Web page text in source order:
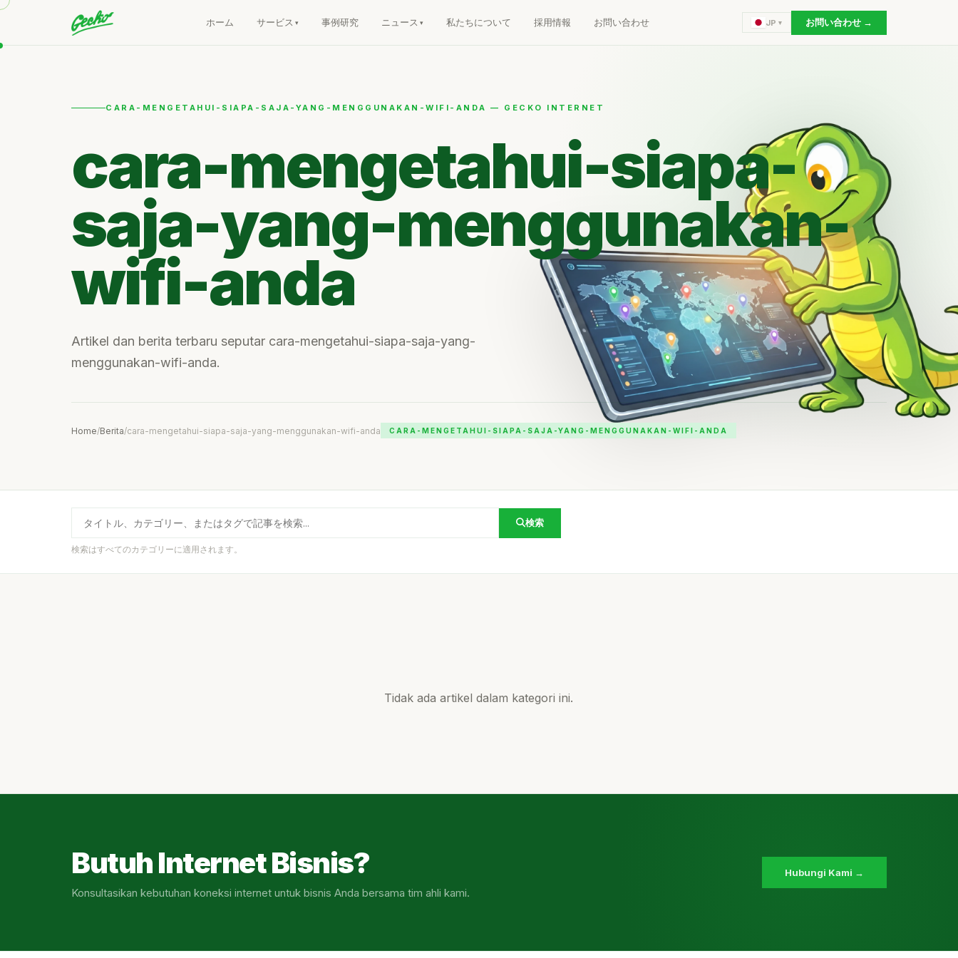
ホーム サービス 事例研究 ニュース 私たちについて 採用情報 お問い合わせ JP お問い合わせ →
CARA-MENGETAHUI-SIAPA-SAJA-YANG-MENGGUNAKAN-WIFI-ANDA — GECKO INTERNET
cara-mengetahui-siapa-
saja-yang-menggunakan-
wifi-anda
Artikel dan berita terbaru seputar cara-mengetahui-siapa-saja-yang-
menggunakan-wifi-anda.
Home/Berita/cara-mengetahui-siapa-saja-yang-menggunakan-wifi-anda CARA-MENGETAHUI-SIAPA-SAJA-YANG-MENGGUNAKAN-WIFI-ANDA
検索
検索はすべてのカテゴリーに適用されます。
Tidak ada artikel dalam kategori ini.
Butuh Internet Bisnis?
Konsultasikan kebutuhan koneksi internet untuk bisnis Anda bersama tim ahli kami.
Hubungi Kami →